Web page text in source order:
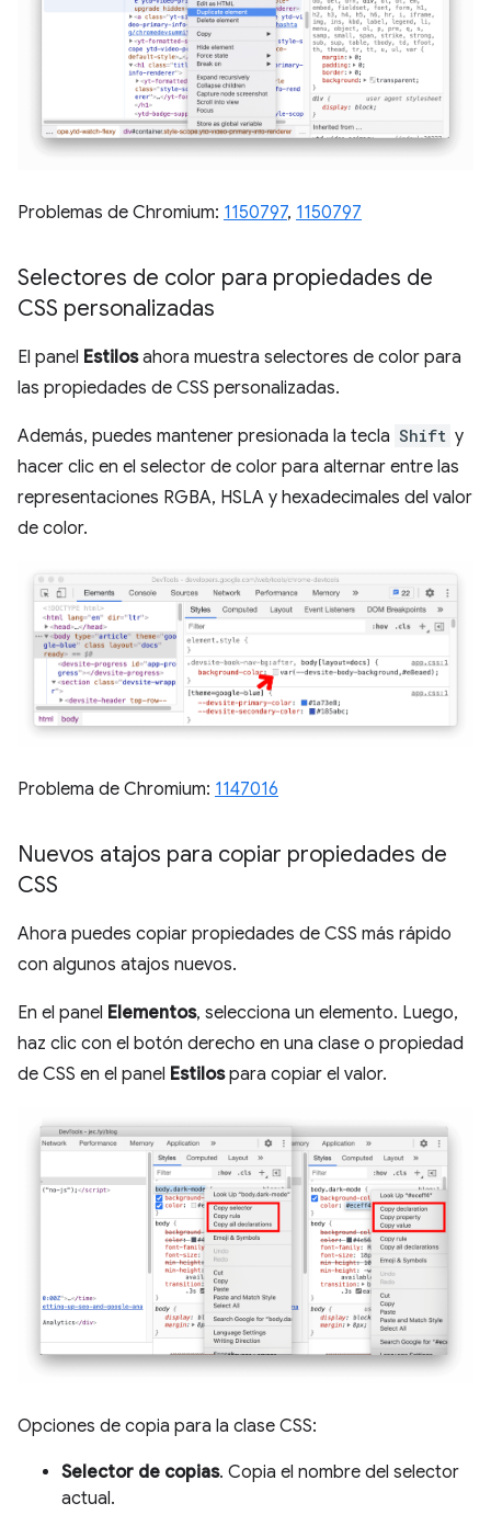
Problemas de Chromium: 1150797, 1150797
Selectores de color para propiedades de
CSS personalizadas
El panel Estilosahora muestra selectores de color para
las propiedades de CSS personalizadas.
Además, puedes mantener presionada la tecla Shift y
hacer clic en el selector de color para alternar entre las
representaciones RGBA, HSLA y hexadecimales del valor
de color.
Problema de Chromium: 1147016
Nuevos atajos para copiar propiedades de
CSS
Ahora puedes copiar propiedades de CSS más rápido
con algunos atajos nuevos.
En el panel Elementos, selecciona un elemento. Luego,
haz clic con el botón derecho en una clase o propiedad
de CSS en el panel Estilospara copiar el valor.
Opciones de copia para la clase CSS:
Selector de copias. Copia el nombre del selector
actual.